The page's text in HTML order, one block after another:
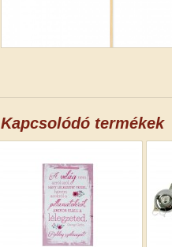
Kapcsolódó termékek